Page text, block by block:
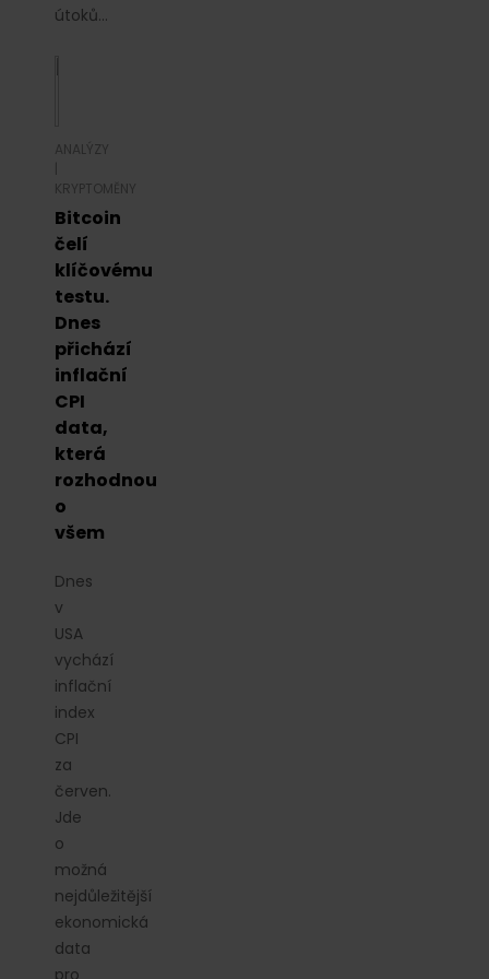
útoků...
ANALÝZY
KRYPTOMĚNY
Bitcoin
čelí
klíčovému
testu.
Dnes
přichází
inflační
CPI
data,
která
rozhodnou
o
všem
Dnes
v
USA
vychází
inflační
index
CPI
za
červen.
Jde
o
možná
nejdůležitější
ekonomická
data
pro